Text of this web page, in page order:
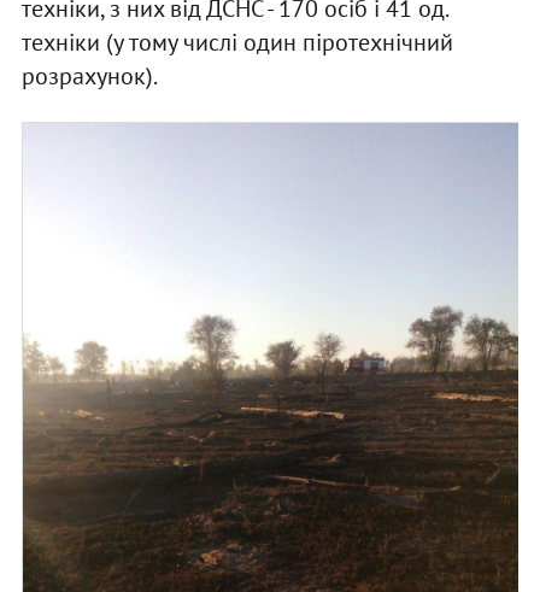
техніки, з них від ДСНС - 170 осіб і 41 од.
техніки (у тому числі один піротехнічний
розрахунок).